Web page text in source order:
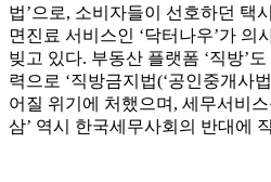
법’으로, 소비자들이 선호하던 택
면진료 서비스인 ‘닥터나우’가 의
빚고 있다. 부동산 플랫폼 ‘직방’
력으로 ‘직방금지법(‘공인중개사
어질 위기에 처했으며, 세무서비
삼’ 역시 한국세무사회의 반대에